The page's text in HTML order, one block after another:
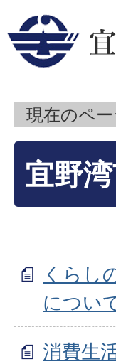
現在のペー
宜野
くらし
につい
消費生